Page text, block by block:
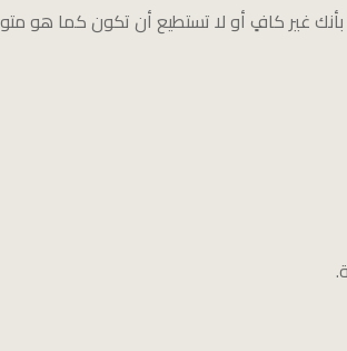
غير كافٍ أو لا تستطيع أن تكون كما هو